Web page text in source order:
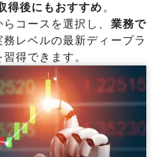
得後にもおすすめ。
コースを選択し、 業務で
務レベルの最新ディープラ
得できます。